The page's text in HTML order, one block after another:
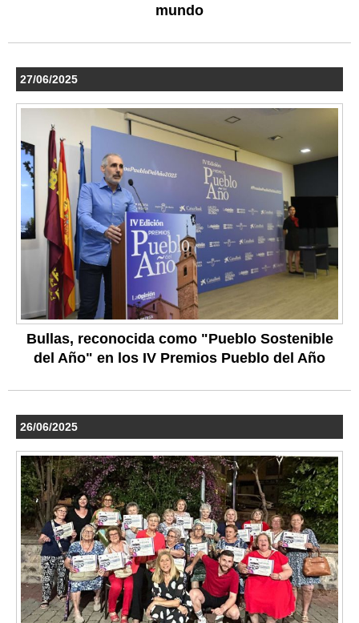
mundo
27/06/2025
Bullas, reconocida como "Pueblo Sostenible
del Año" en los IV Premios Pueblo del Año
26/06/2025